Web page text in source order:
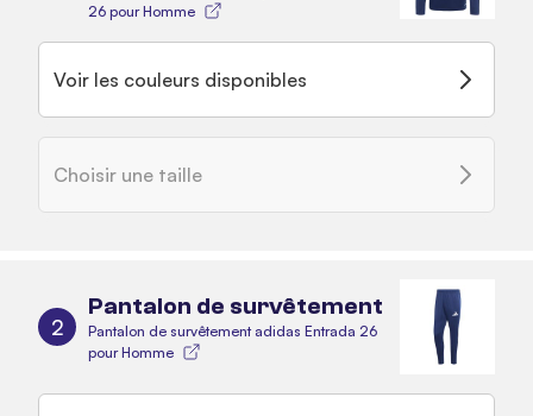
26 pour Homme
Voir les couleurs disponibles
Choisir une taille
2
Pantalon de survêtement
Pantalon de survêtement adidas Entrada 26
pour Homme